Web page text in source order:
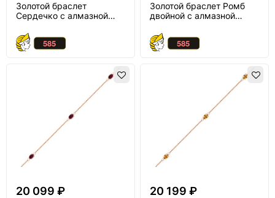
Золотой браслет
Сердечко с алмазной
Золотой браслет Ромб
двойной с алмазной
20 099 ₽ 20 199 ₽